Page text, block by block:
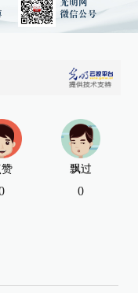
赞 飘过
0